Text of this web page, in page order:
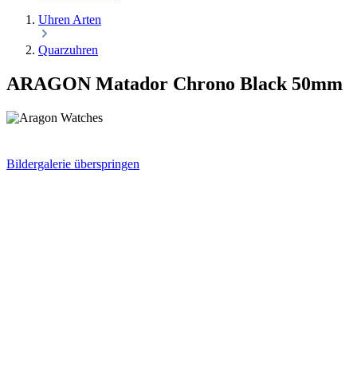
Uhren Arten
Quarzuhren
ARAGON Matador Chrono Black 50mm
Bildergalerie überspringen